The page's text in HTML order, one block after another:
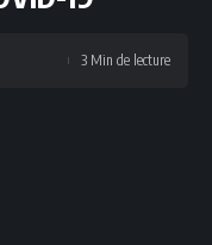
3 Min de lecture